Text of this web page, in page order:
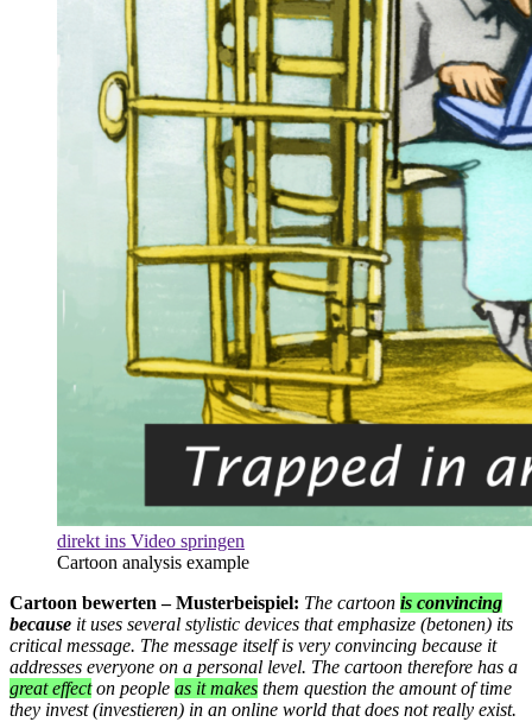
direkt ins Video springen
Cartoon analysis example
Cartoon bewerten – Musterbeispiel: The cartoon is convincing
because it uses several stylistic devices that emphasize (betonen) its
critical message. The message itself is very convincing because it
addresses everyone on a personal level. The cartoon therefore has a
great effecton people as it makes them question the amount of time
they invest (investieren) in an online world that does not really exist.